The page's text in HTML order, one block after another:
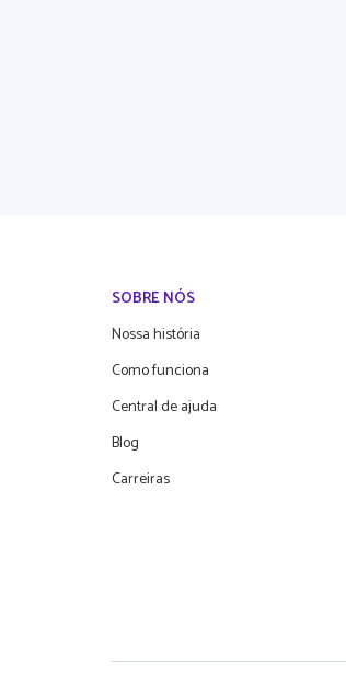
SOBRE NÓS
Nossa história
Como funciona
Central de ajuda
Blog
Carreiras